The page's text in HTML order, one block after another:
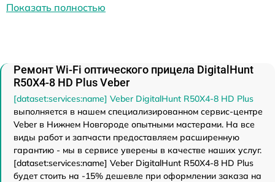
Показать полностью
Ремонт Wi-Fi оптического прицела DigitalHunt
R50X4-8 HD Plus Veber
[dataset:services:name] Veber DigitalHunt R50X4-8 HD Plus
выполняется в нашем специализированном сервис-центре
Veber в Нижнем Новгороде опытными мастерами. На все
виды работ и запчасти предоставляем расширенную
гарантию - мы в сервисе уверены в качестве наших услуг.
[dataset:services:name] Veber DigitalHunt R50X4-8 HD Plus
будет стоить на -15% дешевле при оформлении заказа на